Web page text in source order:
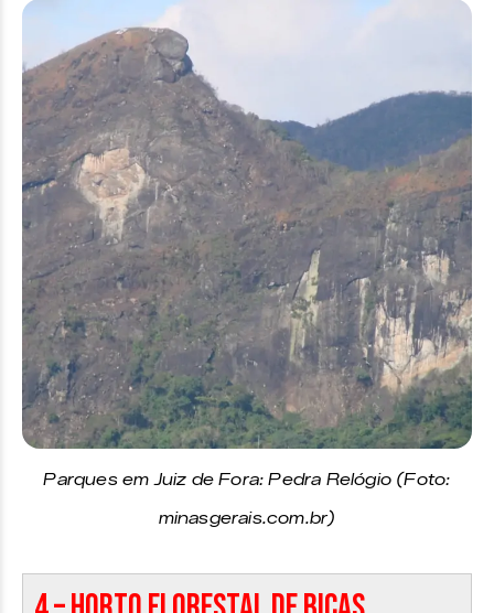
Parques em Juiz de Fora: Pedra Relógio (Foto:
minasgerais.com.br)